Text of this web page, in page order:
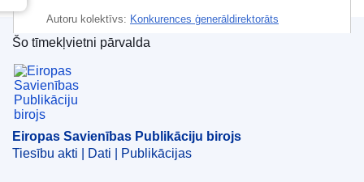
Autoru kolektīvs: Konkurences ģenerāldirektorāts
(Eiropas Komisija),Eiropas Komisija
Temats:
,fraktēšana
starptautiskā tirdzniecība,uzņēmumu apvienošanās
kontrole
Eiropas Savienības Publikāciju birojs
Šo tīmekļvietni pārvalda
Eiropas Savienības Publikāciju birojs
Tiesību akti | Dati | Publikācijas